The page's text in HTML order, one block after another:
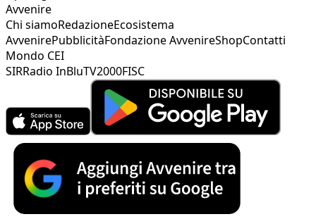
Avvenire
Chi siamoRedazioneEcosistema
AvvenirePubblicitàFondazione AvvenireShopContatti
Mondo CEI
SIRRadio InBluTV2000FISC